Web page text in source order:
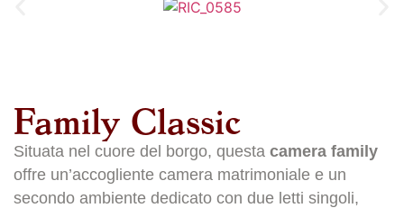
Family Classic
Situata nel cuore del borgo, questa camera family
offre un’accogliente camera matrimoniale e un
secondo ambiente dedicato con due letti singoli,